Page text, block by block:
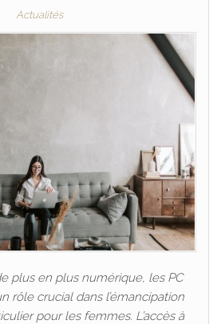
Actualités
plus en plus numérique, les PC
rôle crucial dans l’émancipation
pour les femmes. L’accès à